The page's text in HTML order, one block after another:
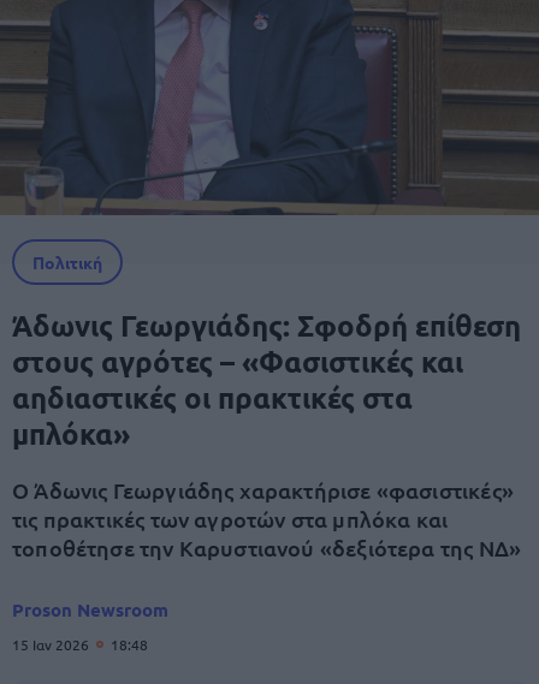
Πολιτική
Άδωνις Γεωργιάδης: Σφοδρή επίθεση
στους αγρότες – «Φασιστικές και
αηδιαστικές οι πρακτικές στα
μπλόκα»
Ο Άδωνις Γεωργιάδης χαρακτήρισε «φασιστικές»
τις πρακτικές των αγροτών στα μπλόκα και
τοποθέτησε την Καρυστιανού «δεξιότερα της ΝΔ»
Proson Newsroom
15 Ιαν 2026 18:48